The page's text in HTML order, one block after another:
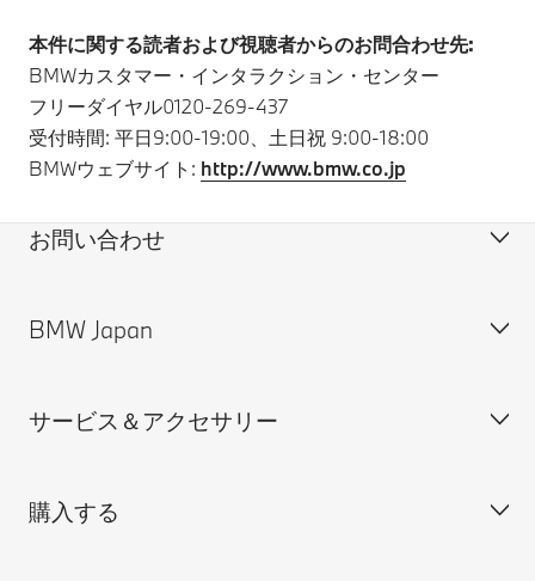
本件に関する読者および視聴者からのお問合わせ先:
BMWカスタマー・インタラクション・センター
フリーダイヤル0120-269-437
受付時間: 平日9:00-19:00、土日祝 9:00-18:00
BMWウェブサイト: http://www.bmw.co.jp
お問い合わせ
カスタマー・サポート＆お問い合わせ
見積依頼
ディーラー検索
BMW Japan
会社概要
BMW正規ディーラー採用情報
サービス＆アクセサリー
BMW Service
購入する